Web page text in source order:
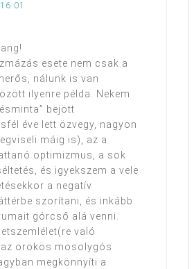
16:01
esete nem csak a
nálunk is van
ilyenre példa. Nekem
bejött
éve lett özvegy, nagyon
máig is), az a
optimizmus, a sok
és igyekszem a vele
a negatív
szorítani, és inkább
górcső alá venni.
való
örökös mosolygós
megkönnyíti a